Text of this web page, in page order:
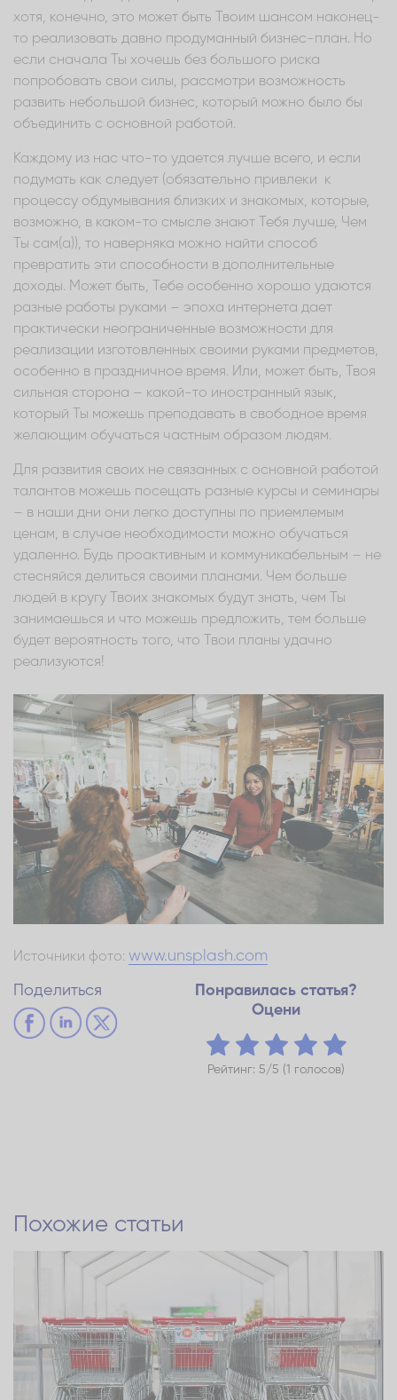
хотя, конечно, это может быть Твоим шансом наконец-
то реализовать давно продуманный бизнес-план. Но
если сначала Ты хочешь без большого риска
попробовать свои силы, рассмотри возможность
развить небольшой бизнес, который можно было бы
объединить с основной работой.
Каждому из нас что-то удается лучше всего, и если
подумать как следует (обязательно привлеки к
процессу обдумывания близких и знакомых, которые,
возможно, в каком-то смысле знают Тебя лучше, Чем
Ты сам(а)), то наверняка можно найти способ
превратить эти способности в дополнительные
доходы. Может быть, Тебе особенно хорошо удаются
разные работы руками – эпоха интернета дает
практически неограниченные возможности для
реализации изготовленных своими руками предметов,
особенно в праздничное время. Или, может быть, Твоя
сильная сторона – какой-то иностранный язык,
который Ты можешь преподавать в свободное время
желающим обучаться частным образом людям.
Для развития своих не связанных с основной работой
талантов можешь посещать разные курсы и семинары
– в наши дни они легко доступны по приемлемым
ценам, в случае необходимости можно обучаться
удаленно. Будь проактивным и коммуникабельным – не
стесняйся делиться своими планами. Чем больше
людей в кругу Твоих знакомых будут знать, чем Ты
занимаешься и что можешь предложить, тем больше
будет вероятность того, что Твои планы удачно
реализуются!
Источники фото: www.unsplash.com
Поделиться
Понравилась статья?
Оцени
Рейтинг: 5/5 (1 голосов)
Похожие статьи